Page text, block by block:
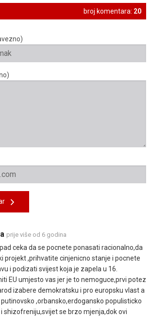
broj komentara: 20
prije više od 6 godina
ceka da se pocnete ponasati racionalno,da
projekt ,prihvatite cinjenicno stanje i pocnete
i podizati svijest koja je zapela u 16.
EU umjesto vas jer je to nemoguce,prvi potez
izabere demokratsku i pro europsku vlast a
,orbansko,erdogansko populisticko
shizofreniju,svijet se brzo mjenja,dok ovi